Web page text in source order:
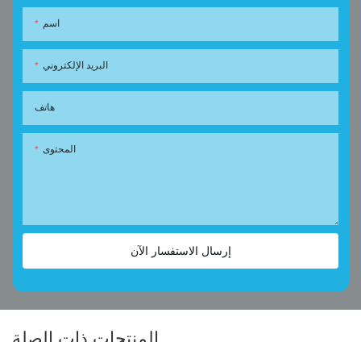
اسم
البريد الإلكتروني
هاتف
المحتوى
إرسال الاستفسار الآن